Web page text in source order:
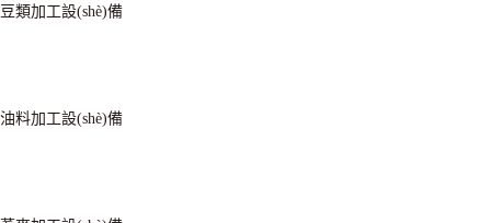
豆類加工設(shè)備
油料加工設(shè)備